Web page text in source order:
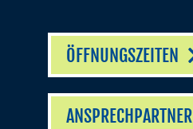
ÖFFNUNGSZEITEN
ANSPRECHPARTNER